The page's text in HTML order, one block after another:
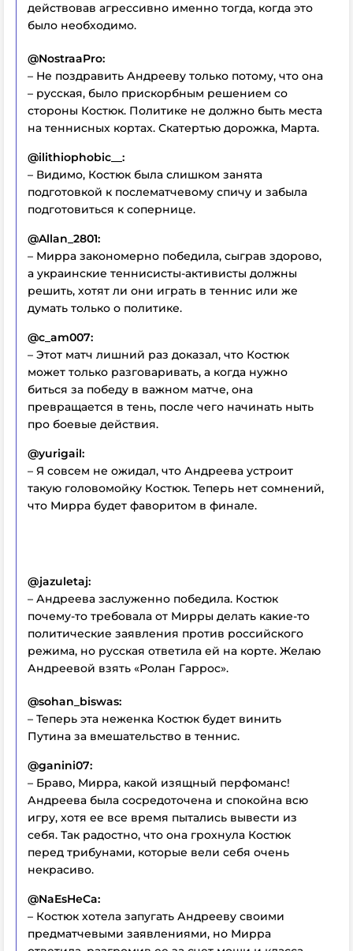
действовав агрессивно именно тогда, когда это
было необходимо.
@NostraaPro:
– Не поздравить Андрееву только потому, что она
– русская, было прискорбным решением со
стороны Костюк. Политике не должно быть места
на теннисных кортах. Скатертью дорожка, Марта.
@ilithiophobic__:
– Видимо, Костюк была слишком занята
подготовкой к послематчевому спичу и забыла
подготовиться к сопернице.
@Allan_2801:
– Мирра закономерно победила, сыграв здорово,
а украинские теннисисты-активисты должны
решить, хотят ли они играть в теннис или же
думать только о политике.
@c_am007:
– Этот матч лишний раз доказал, что Костюк
может только разговаривать, а когда нужно
биться за победу в важном матче, она
превращается в тень, после чего начинать ныть
про боевые действия.
@yurigail:
– Я совсем не ожидал, что Андреева устроит
такую головомойку Костюк. Теперь нет сомнений,
что Мирра будет фаворитом в финале.
@jazuletaj:
– Андреева заслуженно победила. Костюк
почему-то требовала от Мирры делать какие-то
политические заявления против российского
режима, но русская ответила ей на корте. Желаю
Андреевой взять «Ролан Гаррос».
@sohan_biswas:
– Теперь эта неженка Костюк будет винить
Путина за вмешательство в теннис.
@ganini07:
– Браво, Мирра, какой изящный перфоманс!
Андреева была сосредоточена и спокойна всю
игру, хотя ее все время пытались вывести из
себя. Так радостно, что она грохнула Костюк
перед трибунами, которые вели себя очень
некрасиво.
@NaEsHeCa:
– Костюк хотела запугать Андрееву своими
предматчевыми заявлениями, но Мирра